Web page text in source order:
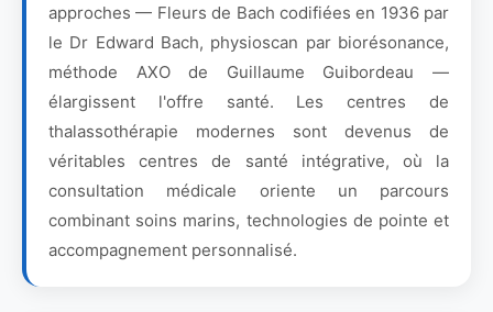
approches — Fleurs de Bach codifiées en 1936 par
le Dr Edward Bach, physioscan par biorésonance,
méthode AXO de Guillaume Guibordeau —
élargissent l'offre santé. Les centres de
thalassothérapie modernes sont devenus de
véritables centres de santé intégrative, où la
consultation médicale oriente un parcours
combinant soins marins, technologies de pointe et
accompagnement personnalisé.